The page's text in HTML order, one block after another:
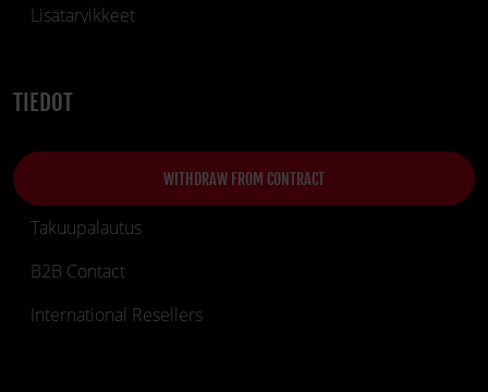
Lisätarvikkeet
TIEDOT
WITHDRAW FROM CONTRACT
Takuupalautus
B2B Contact
International Resellers